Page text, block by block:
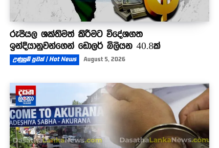
රුපියල ශක්තිමත් කිරීමට විදේශගත
ඉන්දියානුවන්ගෙන් ඩොලර් බිලියන 40.8ක්
උණුසුම් පුවත් | Hot News August 5, 2026